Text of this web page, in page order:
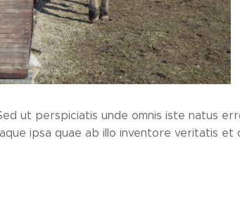
ut perspiciatis unde omnis iste natus
ipsa quae ab illo inventore veritatis et